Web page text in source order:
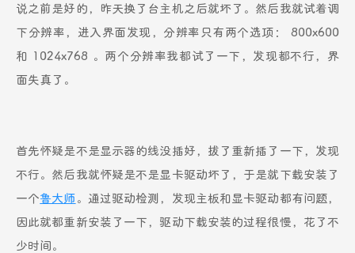
说之前是好的，昨天换了台主机之后就坏了。然后我就试着调
下分辨率，进入界面发现，分辨率只有两个选项： 800x600
和 1024x768 。两个分辨率我都试了一下，发现都不行，界
面失真了。
首先怀疑是不是显示器的线没插好，拔了重新插了一下，发现
不行。然后我就怀疑是不是显卡驱动坏了，于是就下载安装了
一个鲁大师。通过驱动检测，发现主板和显卡驱动都有问题，
因此就都重新安装了一下，驱动下载安装的过程很慢，花了不
少时间。